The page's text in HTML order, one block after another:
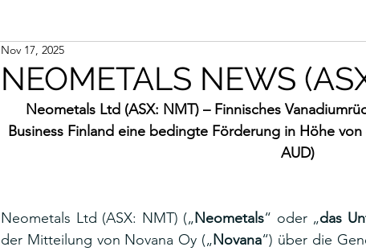
NEOMETALS NEWS
Nov 17, 2025
Neometals Ltd (ASX: NMT) – Finnisches
Business Finland eine bedingte Förderung in Höhe
AUD)
Neometals Ltd (ASX: NMT) („Neometals“ oder „das
der Mitteilung von Novana Oy („Novana“) über die